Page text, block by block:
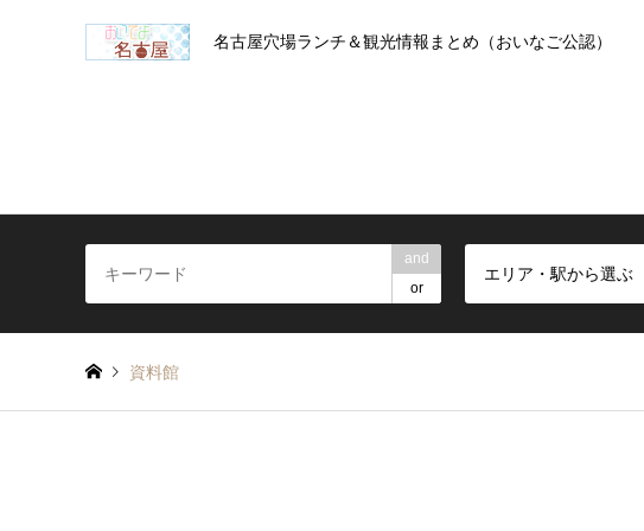
名古屋穴場ランチ＆観光情報まとめ（おいなご公認）
and
or
エリア・駅から選ぶ
資料館